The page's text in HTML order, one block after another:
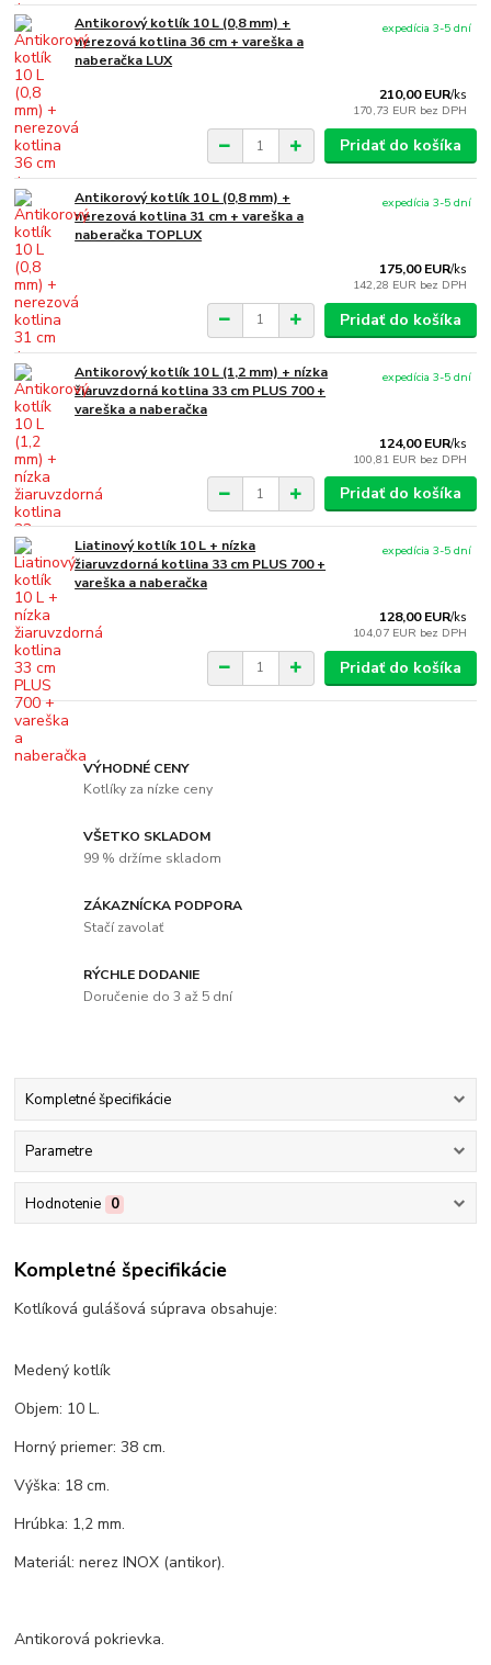
Antikorový kotlík 10 L (0,8 mm) +
nerezová kotlina 36 cm + vareška a
naberačka LUX
210,00 EUR/ks
170,73 EUR bez DPH
expedícia 3-5 dní
Pridať do košíka
Antikorový kotlík 10 L (0,8 mm) +
nerezová kotlina 31 cm + vareška a
naberačka TOPLUX
175,00 EUR/ks
142,28 EUR bez DPH
expedícia 3-5 dní
Pridať do košíka
Antikorový kotlík 10 L (1,2 mm) + nízka
žiaruvzdorná kotlina 33 cm PLUS 700 +
vareška a naberačka
124,00 EUR/ks
100,81 EUR bez DPH
expedícia 3-5 dní
Pridať do košíka
Liatinový kotlík 10 L + nízka
žiaruvzdorná kotlina 33 cm PLUS 700 +
vareška a naberačka
128,00 EUR/ks
104,07 EUR bez DPH
expedícia 3-5 dní
Pridať do košíka
VÝHODNÉ CENY
Kotlíky za nízke ceny
VŠETKO SKLADOM
99 % držíme skladom
ZÁKAZNÍCKA PODPORA
Stačí zavolať
RÝCHLE DODANIE
Doručenie do 3 až 5 dní
Kompletné špecifikácie
Parametre
Hodnotenie 0
Kompletné špecifikácie
Kotlíková gulášová súprava obsahuje:
Medený kotlík
Objem: 10 L.
Horný priemer: 38 cm.
Výška: 18 cm.
Hrúbka: 1,2 mm.
Materiál: nerez INOX (antikor).
Antikorová pokrievka.